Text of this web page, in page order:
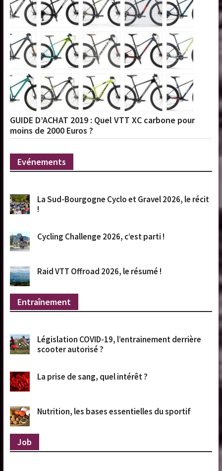
GUIDE D’ACHAT 2019 : Quel VTT XC carbone pour
moins de 2000 Euros ?
Evénements
La Sud-Bourgogne Cyclo et Gravel 2026, le récit
!
Cycling Challenge 2026, c’est parti !
Raid VTT Offroad 2026, le résumé !
Entraînement
Législation COVID-19, l’entrainement derrière
scooter autorisé ?
La prise de sang, quel intérêt ?
Nutrition, les bases essentielles du sportif
Job